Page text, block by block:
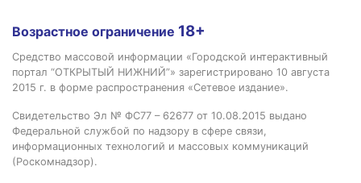
Возрастное ограничение 18+
Средство массовой информации «Городской интерактивный
портал “ОТКРЫТЫЙ НИЖНИЙ”» зарегистрировано 10 августа
2015 г. в форме распространения «Сетевое издание».
Свидетельство Эл № ФС77 – 62677 от 10.08.2015 выдано
Федеральной службой по надзору в сфере связи,
информационных технологий и массовых коммуникаций
(Роскомнадзор).